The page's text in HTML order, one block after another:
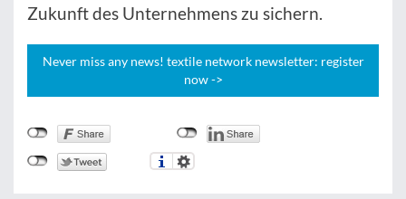
Zukunft des Unternehmens zu sichern.
Never miss any news! textile network newsletter: register
now ->